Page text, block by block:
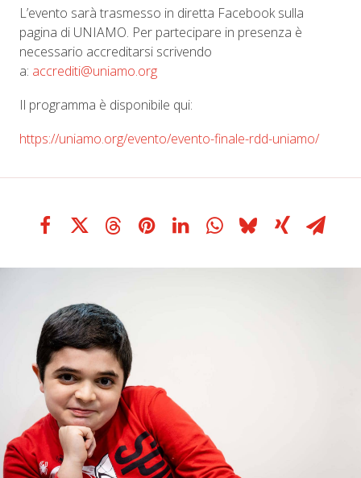
L’evento sarà trasmesso in diretta Facebook sulla
pagina di UNIAMO. Per partecipare in presenza è
necessario accreditarsi scrivendo
a: accrediti@uniamo.org
Il programma è disponibile qui:
https://uniamo.org/evento/evento-finale-rdd-uniamo/